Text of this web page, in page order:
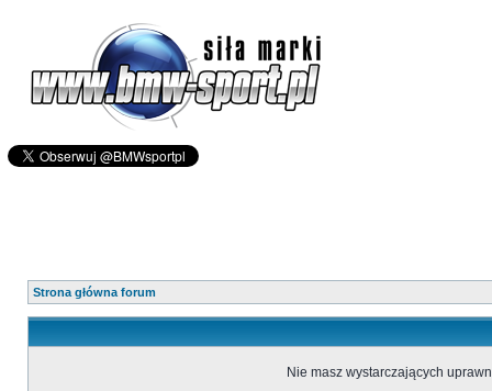
Strona główna forum
Nie masz wystarczających